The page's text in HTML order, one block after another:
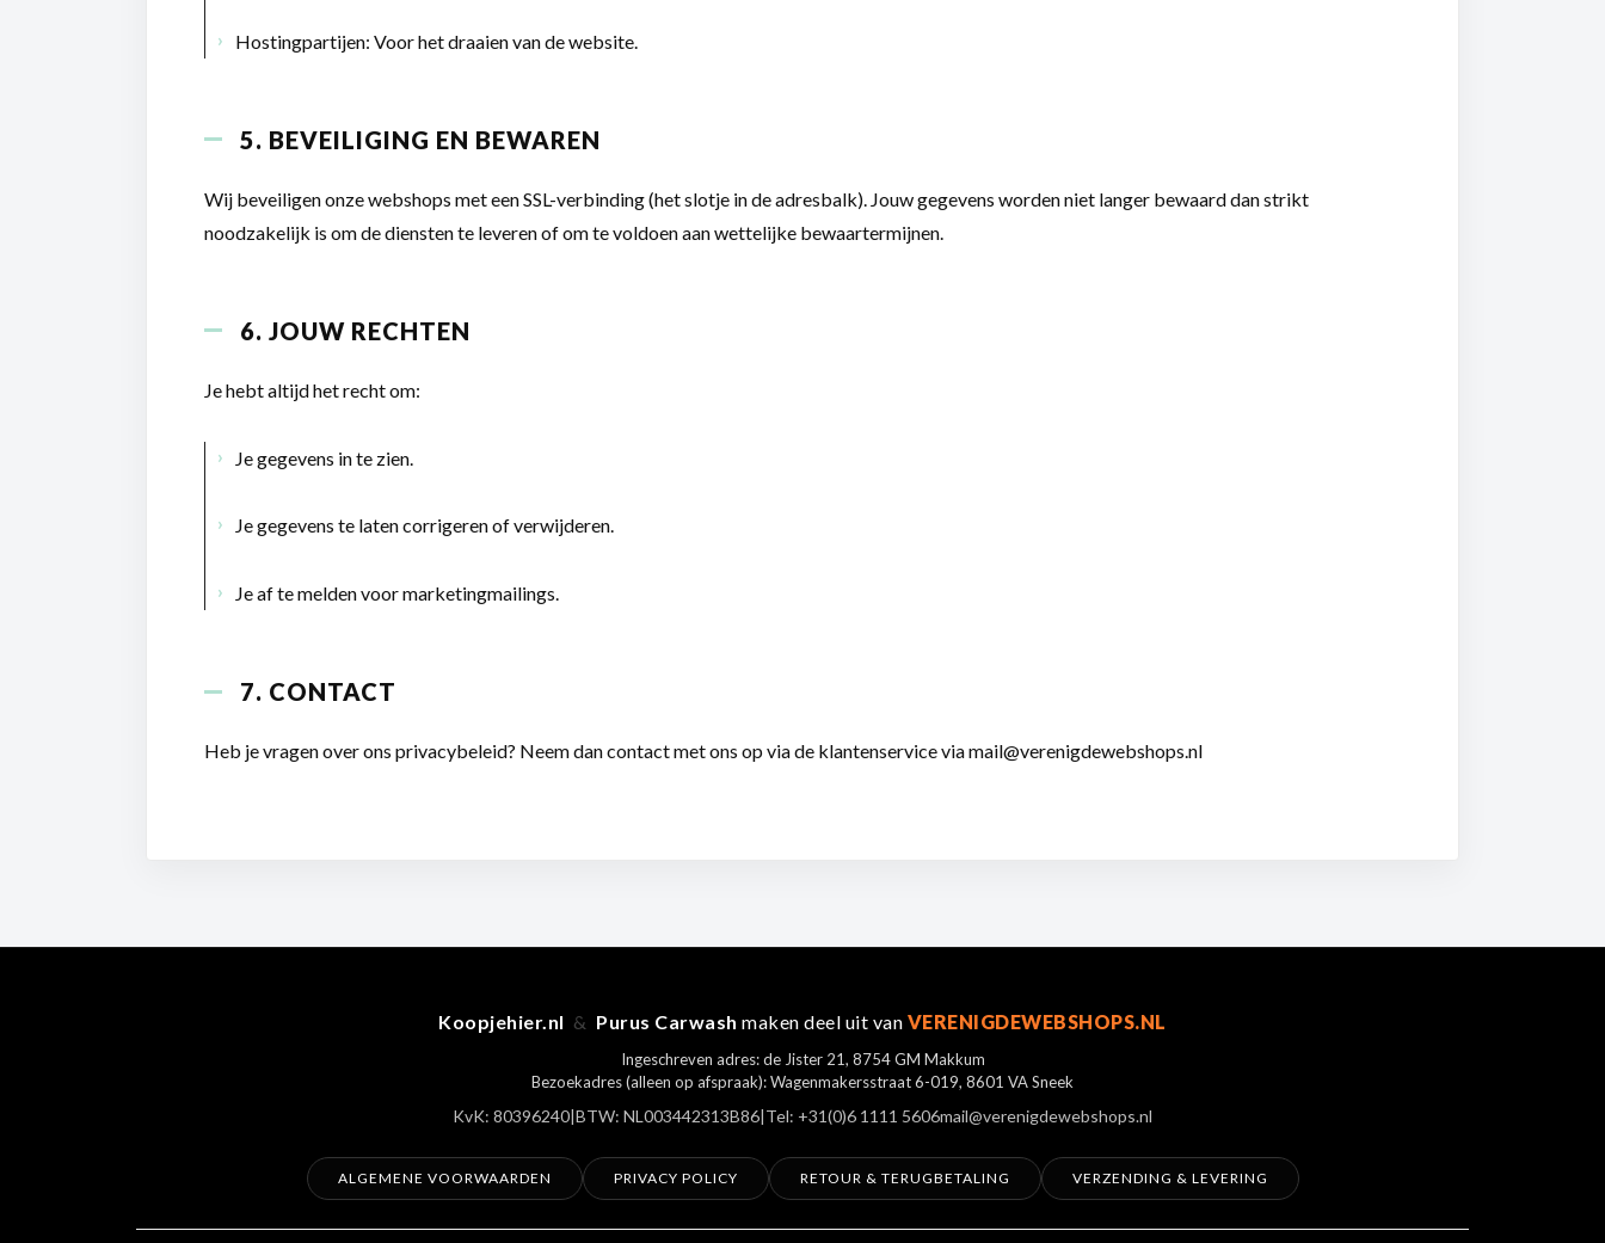
Hostingpartijen: Voor het draaien van de website.
5. BEVEILIGING EN BEWAREN
Wij beveiligen onze webshops met een SSL-verbinding (het slotje in de adresbalk). Jouw gegevens worden niet langer bewaard dan strikt
noodzakelijk is om de diensten te leveren of om te voldoen aan wettelijke bewaartermijnen.
6. JOUW RECHTEN
Je hebt altijd het recht om:
Je gegevens in te zien.
Je gegevens te laten corrigeren of verwijderen.
Je af te melden voor marketingmailings.
7. CONTACT
Heb je vragen over ons privacybeleid? Neem dan contact met ons op via de klantenservice via mail@verenigdewebshops.nl
Koopjehier.nl & Purus Carwash maken deel uit van VERENIGDEWEBSHOPS.NL
Ingeschreven adres: de Jister 21, 8754 GM Makkum
Bezoekadres (alleen op afspraak): Wagenmakersstraat 6-019, 8601 VA Sneek
KvK: 80396240|BTW: NL003442313B86|Tel: +31(0)6 1111 5606mail@verenigdewebshops.nl
ALGEMENE VOORWAARDEN PRIVACY POLICY RETOUR & TERUGBETALING VERZENDING & LEVERING